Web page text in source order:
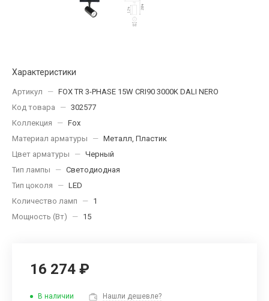
Характеристики
Артикул — FOX TR 3-PHASE 15W CRI90 3000K DALI NERO
Код товара
— 302577
Коллекция
— Fox
Материал арматуры
— Металл, Пластик
Цвет арматуры
— Черный
Тип лампы
— Светодиодная
Тип цоколя
— LED
Количество ламп
— 1
Мощность (Вт)
— 15
16 274 ₽
В наличии Нашли дешевле?